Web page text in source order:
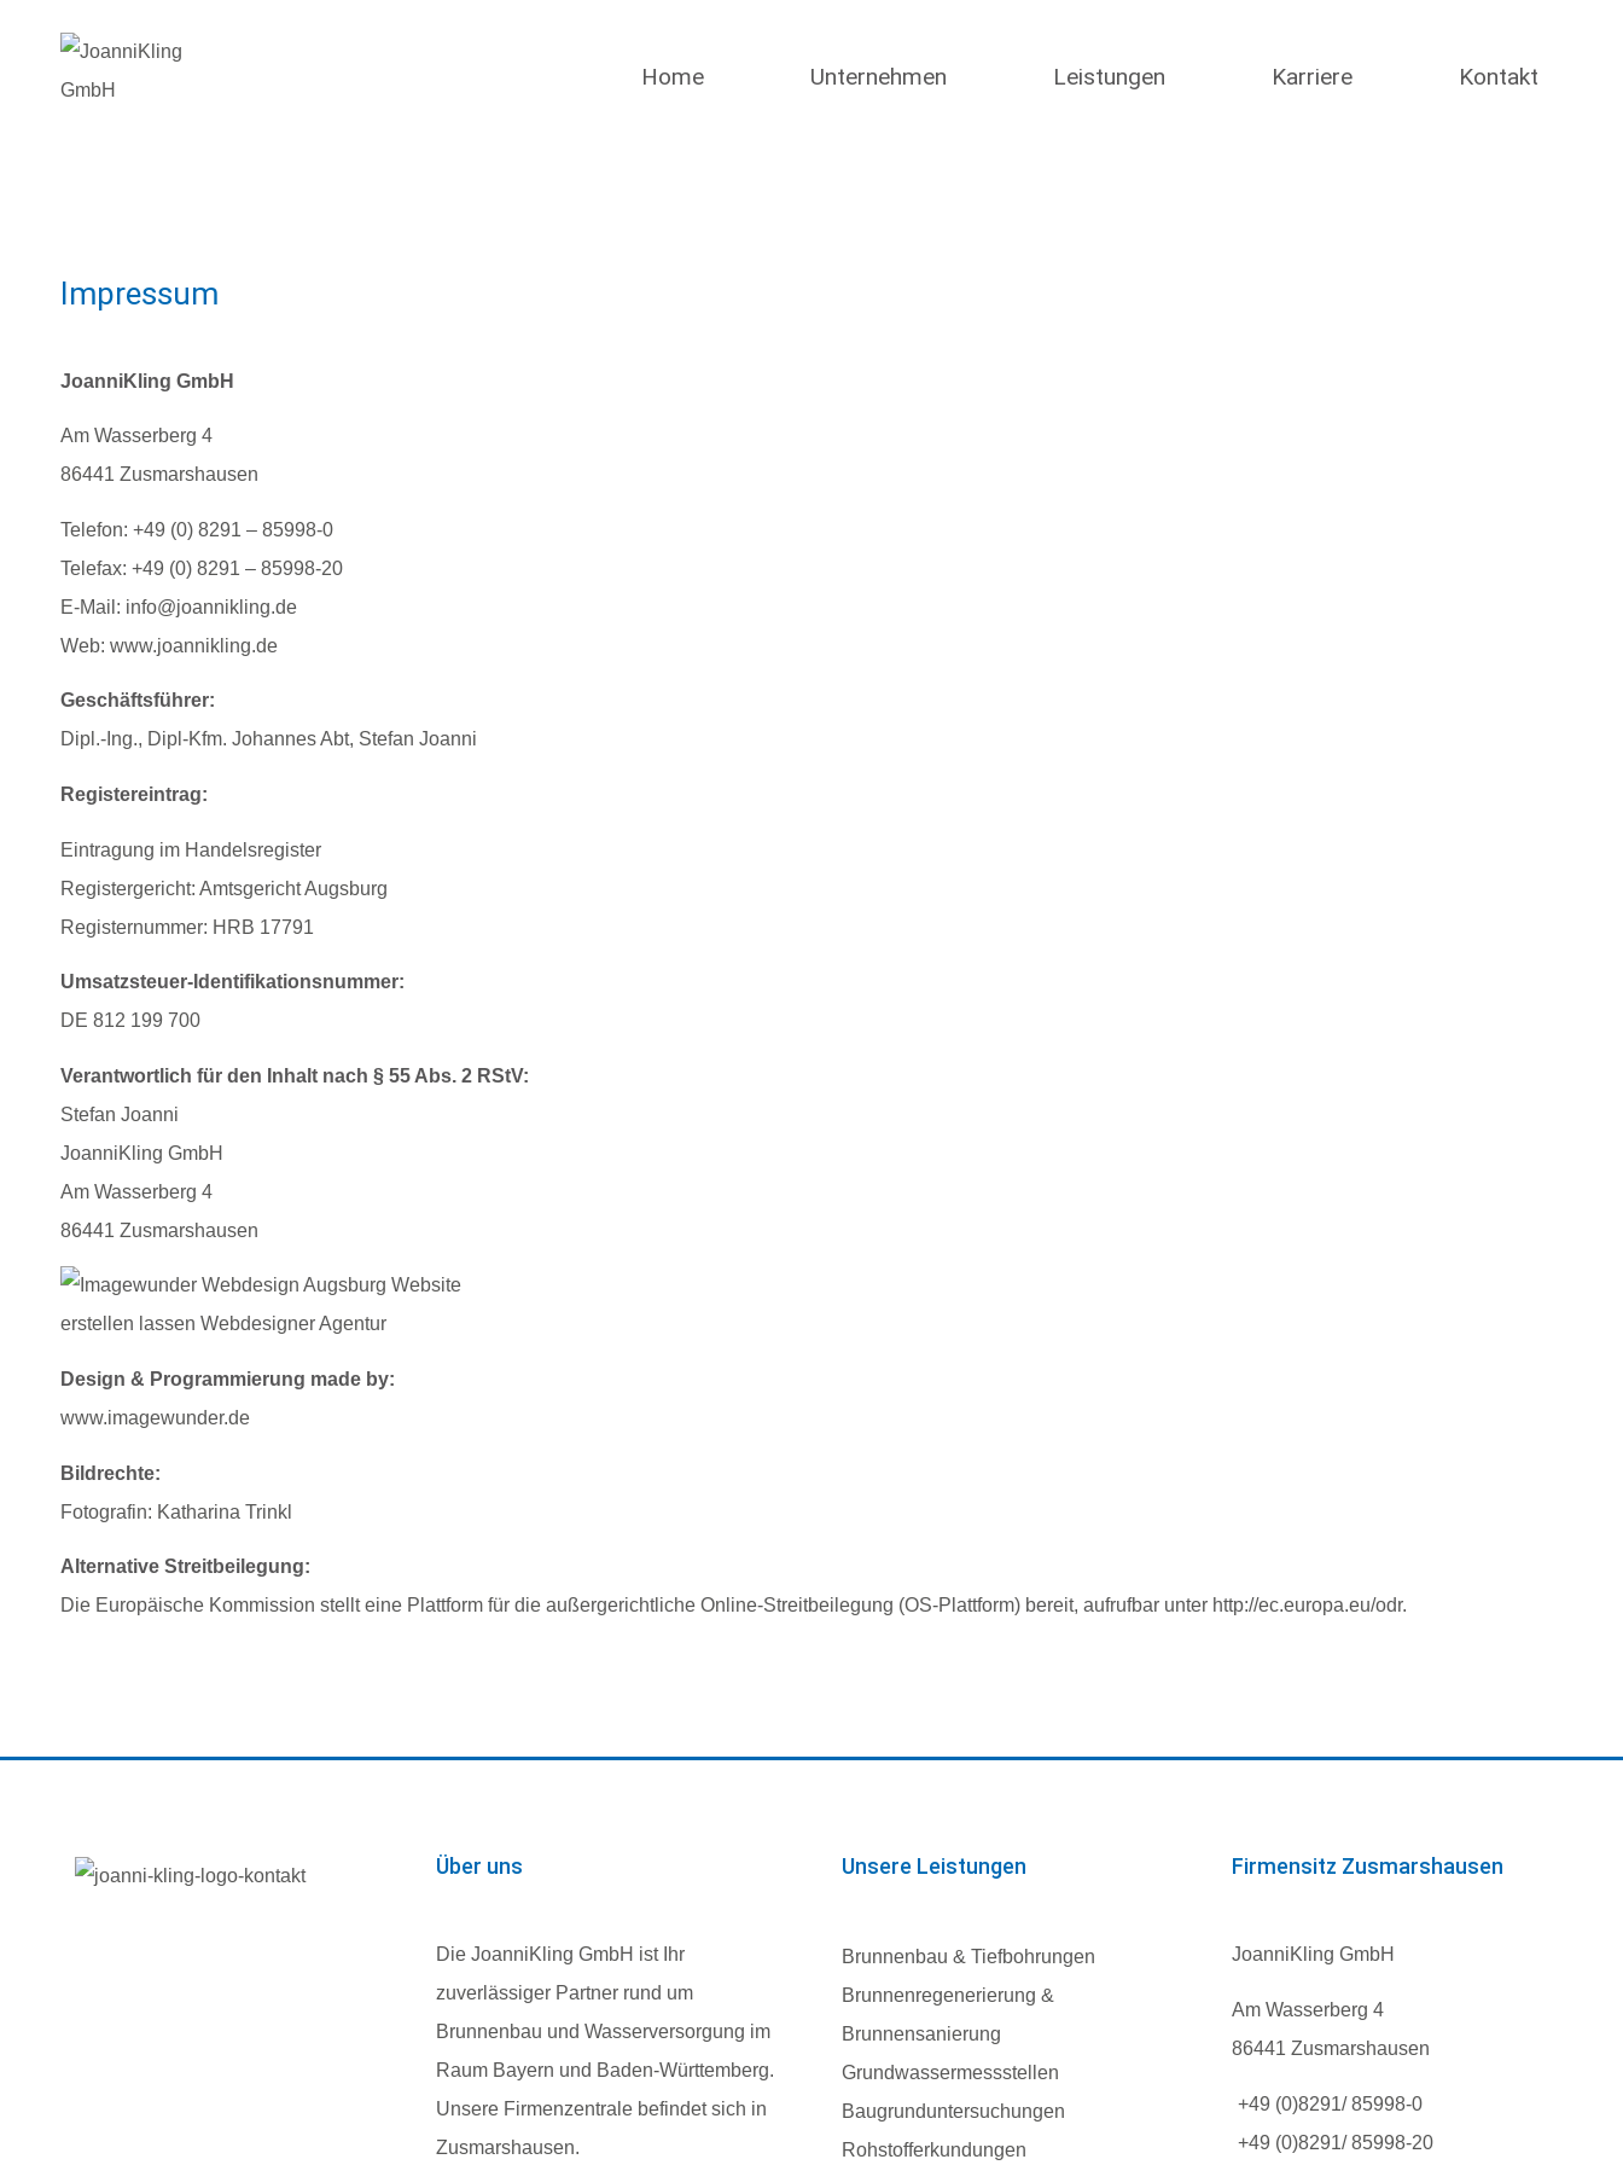
Home Unternehmen Leistungen Karriere Kontakt
Impressum
JoanniKling GmbH
Am Wasserberg 4
86441 Zusmarshausen
Telefon: +49 (0) 8291 – 85998-0
Telefax: +49 (0) 8291 – 85998-20
E-Mail: info@joannikling.de
Web: www.joannikling.de
Geschäftsführer:
Dipl.-Ing., Dipl-Kfm. Johannes Abt, Stefan Joanni
Registereintrag:
Eintragung im Handelsregister
Registergericht: Amtsgericht Augsburg
Registernummer: HRB 17791
Umsatzsteuer-Identifikationsnummer:
DE 812 199 700
Verantwortlich für den Inhalt nach § 55 Abs. 2 RStV:
Stefan Joanni
JoanniKling GmbH
Am Wasserberg 4
86441 Zusmarshausen
Design & Programmierung made by:
www.imagewunder.de
Bildrechte:
Fotografin: Katharina Trinkl
Alternative Streitbeilegung:
Die Europäische Kommission stellt eine Plattform für die außergerichtliche Online-Streitbeilegung (OS-Plattform) bereit, aufrufbar unter http://ec.europa.eu/odr.
Über uns
Die JoanniKling GmbH ist Ihr
zuverlässiger Partner rund um
Brunnenbau und Wasserversorgung im
Raum Bayern und Baden-Württemberg.
Unsere Firmenzentrale befindet sich in
Zusmarshausen.
Unsere Leistungen
Brunnenbau & Tiefbohrungen
Brunnenregenerierung &
Brunnensanierung
Grundwassermessstellen
Baugrunduntersuchungen
Rohstofferkundungen
Firmensitz Zusmarshausen
JoanniKling GmbH
Am Wasserberg 4
86441 Zusmarshausen
+49 (0)8291/ 85998-0
+49 (0)8291/ 85998-20